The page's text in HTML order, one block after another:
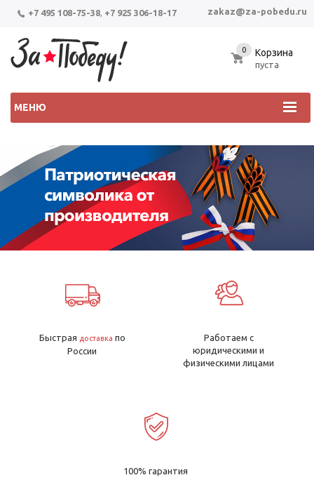
zakaz@za-pobedu.ru
+7 495 108-75-38 +7 925 306-18-17
МЕНЮ
0 Корзина
пуста
Быстрая доставка по
России
Работаем с
юридическими и
физическими лицами
100% гарантия